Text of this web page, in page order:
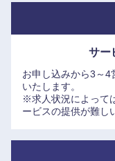
サー
お申し込みから3～4
いたします。
※求人状況によって
ービスの提供が難し
山口県